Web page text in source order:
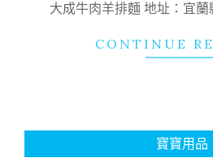
大成牛肉羊排麵 地址：宜
CONTINUE
寶寶用品